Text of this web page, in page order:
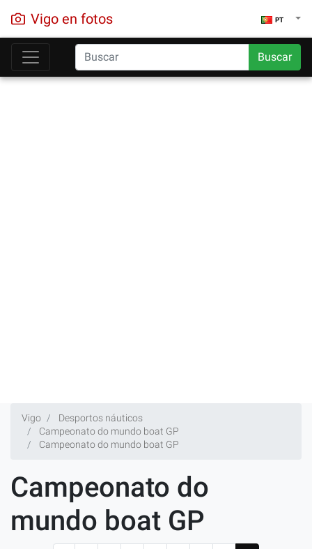
Vigo en fotos PT
Buscar
Vigo
Desportos náuticos
Campeonato do mundo boat GP
Campeonato do mundo boat GP
Campeonato do
mundo boat GP